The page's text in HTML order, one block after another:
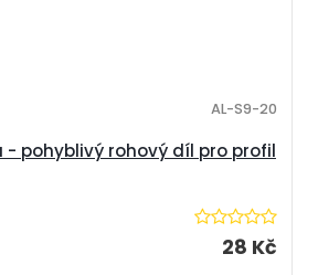
- pohyblivý rohový díl pro profil
AL-S9-20
28 Kč